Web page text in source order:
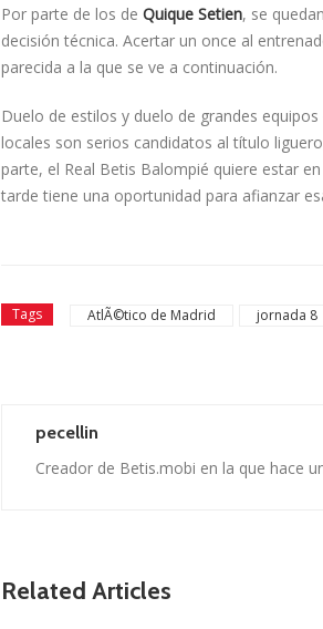
Por parte de los de Quique Setien, se
decisión técnica. Acertar un once al
parecida a la que se ve a continuación.
Duelo de estilos y duelo de grandes
locales son serios candidatos al tí­tulo
parte, el Real Betis Balompié quiere estar
tarde tiene una oportunidad para afianzar
Tags AtlÃ©tico de Madrid jornada 8
pecellin
Creador de Betis.mobi en la que hace
Related Articles